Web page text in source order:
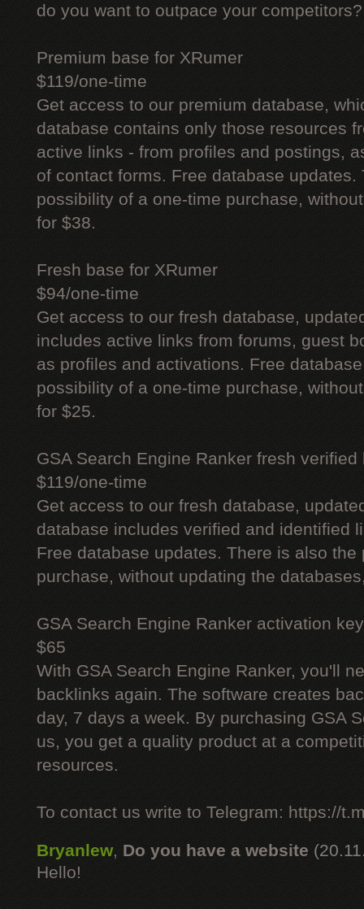
do you want to outpace your competitors?
Premium base for XRumer
$119/one-time
Get access to our premium database,
database contains only those resources
active links - from profiles and postings,
of contact forms. Free database updates.
possibility of a one-time purchase,
for $38.
Fresh base for XRumer
$94/one-time
Get access to our fresh database,
includes active links from forums, guest
as profiles and activations. Free
possibility of a one-time purchase,
for $25.
GSA Search Engine Ranker fresh verified
$119/one-time
Get access to our fresh database,
database includes verified and identified
Free database updates. There is also
purchase, without updating the
GSA Search Engine Ranker activation key
$65
With GSA Search Engine Ranker, you'll
backlinks again. The software creates
day, 7 days a week. By purchasing GSA
us, you get a quality product at a
resources.
To contact us write to Telegram: https://
Bryanlew, Do you have a website
Hello!